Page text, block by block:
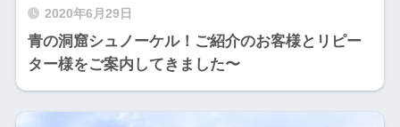
2020年6月29日
青の洞窟シュノーケル！ご紹介のお客様とリピー
ター様をご案内してきました〜